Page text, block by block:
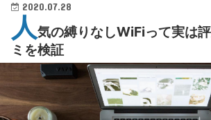
2020.07.28
人気の縛りなしWiFiって実は
ミを検証